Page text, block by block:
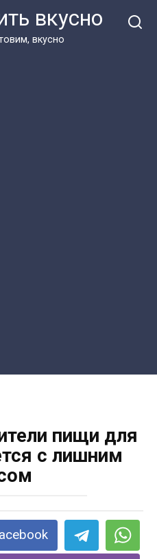
вкусно
вкусно
пищи для
с лишним